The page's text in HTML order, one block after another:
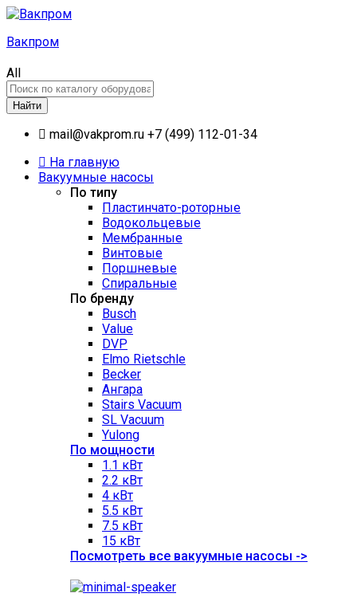
Вакпром
All
Найти
mail@vakprom.ru +7 (499) 112-01-34
На главную
Вакуумные насосы
По типу
Пластинчато-роторные
Водокольцевые
Мембранные
Винтовые
Поршневые
Спиральные
По бренду
Busch
Value
DVP
Elmo Rietschle
Becker
Ангара
Stairs Vacuum
SL Vacuum
Yulong
По мощности
1.1 кВт
2.2 кВт
4 кВт
5.5 кВт
7.5 кВт
15 кВт
Посмотреть все вакуумные насосы ->